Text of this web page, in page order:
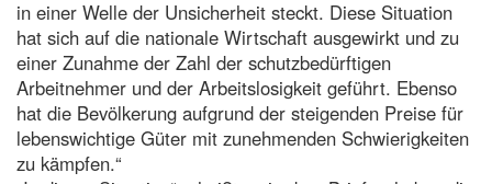
in einer Welle der Unsicherheit steckt. Diese Situation
hat sich auf die nationale Wirtschaft ausgewirkt und zu
einer Zunahme der Zahl der schutzbedürftigen
Arbeitnehmer und der Arbeitslosigkeit geführt. Ebenso
hat die Bevölkerung aufgrund der steigenden Preise für
lebenswichtige Güter mit zunehmenden Schwierigkeiten
zu kämpfen.“